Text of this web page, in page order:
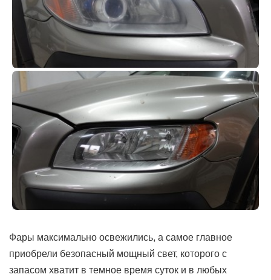
Фары максимально освежились, а самое главное
приобрели безопасный мощный свет, которого с
запасом хватит в темное время суток и в любых